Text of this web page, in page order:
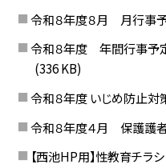
令和８年度８月 月行事
令和８年度 年間行事予定
(336 KB)
令和８年度 いじめ防止対
令和８年度４月 保護護
【西池HP用】性教育チラシ